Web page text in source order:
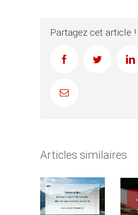
Partagez cet article !
FacebookTwitter
Email
Articles similaires